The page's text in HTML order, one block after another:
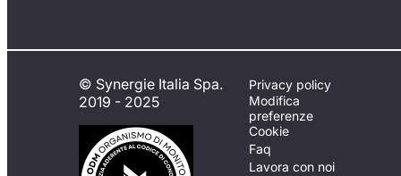
© Synergie Italia Spa.
2019 - 2025
Privacy policy
Modifica
preferenze
Cookie
Faq
Lavora con noi